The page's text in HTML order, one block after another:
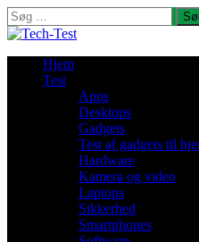
Søg
efter:
Hjem
Test
Apps
Desktops
Gadgets
Test af gadgets til
Hardware
Kamera og video
Laptops
Sikkerhed
Smartphones